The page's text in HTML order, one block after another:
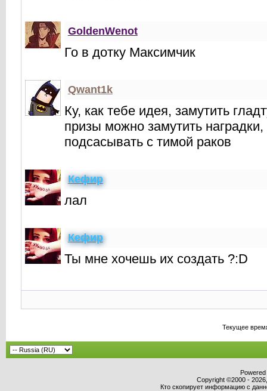
GoldenWenot
Го в дотку Максимчик
Qwant1k
Ку, как тебе идея, замутить
призы можно замутить
подсасывать с тимой раков
Кефир
лал
Кефир
Ты мне хочешь их создать ?:D
Текущее
Copyright ©2000 -
Кто скопирует информацию с